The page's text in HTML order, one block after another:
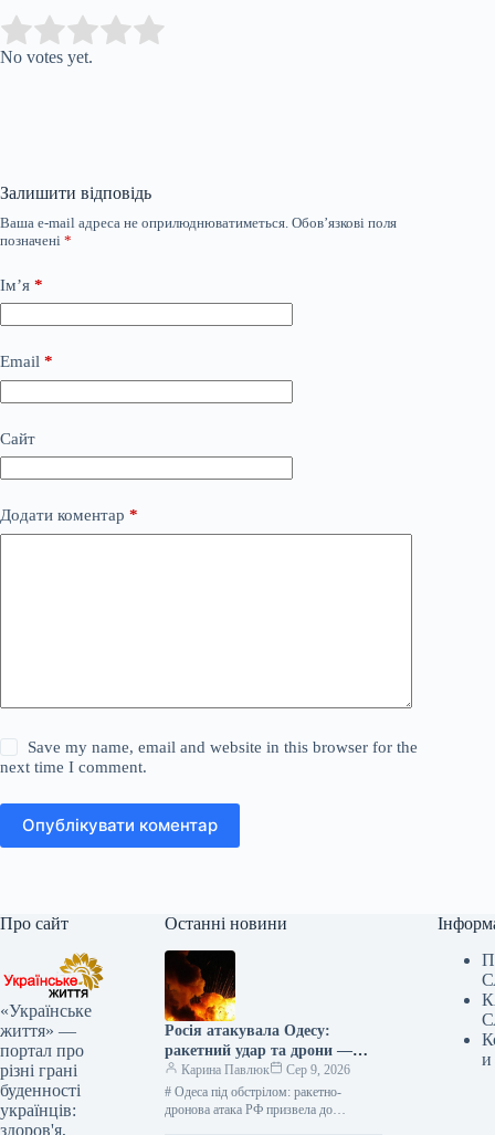
Rate this item:
No votes yet.
Залишити відповідь
Ваша e-mail адреса не оприлюднюватиметься. Обов’язкові поля
позначені *
Ім’я *
Email *
Сайт
Додати коментар *
Save my name, email and website in this browser for the
next time I comment.
Опублікувати коментар
Про сайт
«Українське
життя» —
портал про
різні грані
буденності
українців:
здоров'я,
Останні новини
Росія атакувала Одесу:
ракетний удар та дрони —
оперативні новини
Карина Павлюк
Сер 9, 2026
# Одеса під обстрілом: ракетно-
дронова атака РФ призвела до
и